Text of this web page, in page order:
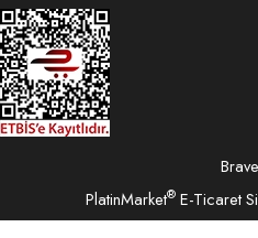
PlatinMarket® E-Ticaret